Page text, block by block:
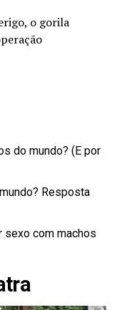
o gorila
do mundo? (E por
Resposta
sexo com machos